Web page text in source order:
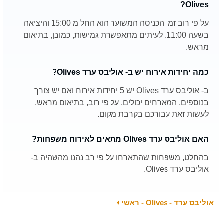
Olives?
על פי רוב זמן הכניסה המשוער הוא החל מ 15:00 והיציאה
בשעה 11:00. לעיתים מתאפשרת גמישות, כמובן, בתיאום
מראש.
כמה יחידות אירוח יש ב- אוליבס ערד Olives?
ב- אוליבס ערד Olives יש 5 יחידות אירוח ואם יש צורך
בנוספים, המארחים יכולים, על פי רוב, בתיאום מראש,
לעשות זאת עבורכם בקרבת מקום.
האם אוליבס ערד Olives מתאים לאירוח משפחות?
בהחלט, משפחות שהתארחו על פי רב נהנו מהשהיה ב-
אוליבס ערד Olives.
אוליבס ערד - Olives - ראשי